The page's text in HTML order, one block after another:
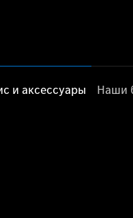
и аксессуары Наши